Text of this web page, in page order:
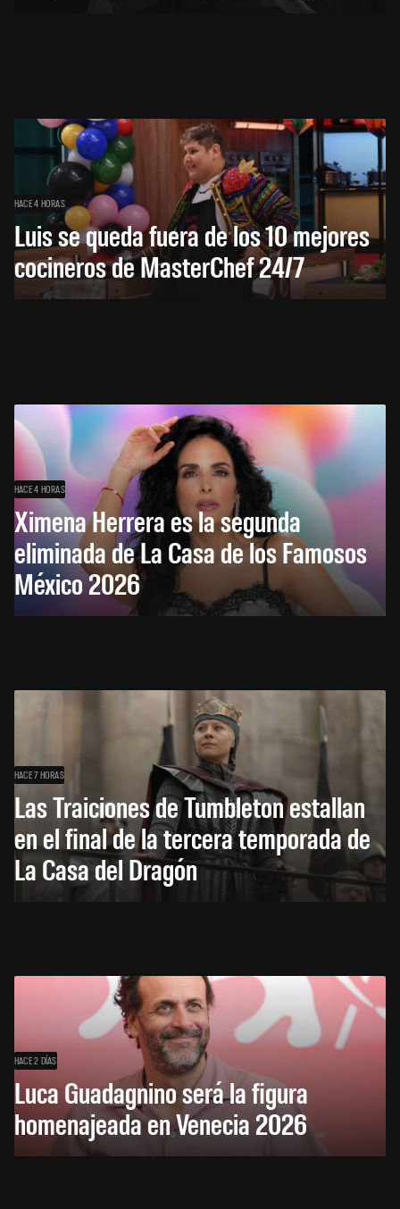
HACE 4 HORAS
Luis se queda fuera de los 10 mejores
cocineros de MasterChef 24/7
HACE 4 HORAS
Ximena Herrera es la segunda
eliminada de La Casa de los Famosos
México 2026
HACE 7 HORAS
Las Traiciones de Tumbleton estallan
en el final de la tercera temporada de
La Casa del Dragón
HACE 2 DÍAS
Luca Guadagnino será la figura
homenajeada en Venecia 2026